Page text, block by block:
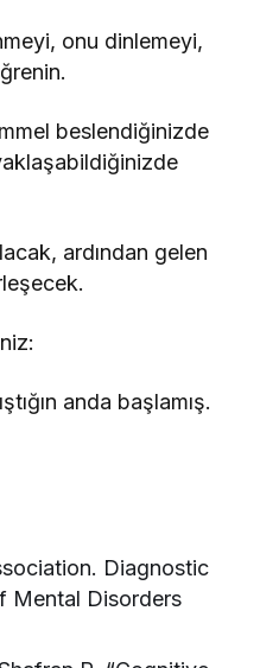
onu dinlemeyi,
beslendiğinizde
ardından gelen
anda başlamış.
Diagnostic
Mental Disorders